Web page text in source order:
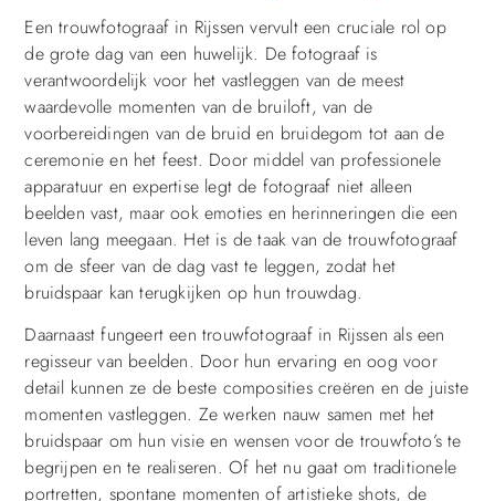
Een trouwfotograaf in Rijssen vervult een cruciale rol op
de grote dag van een huwelijk. De fotograaf is
verantwoordelijk voor het vastleggen van de meest
waardevolle momenten van de bruiloft, van de
voorbereidingen van de bruid en bruidegom tot aan de
ceremonie en het feest. Door middel van professionele
apparatuur en expertise legt de fotograaf niet alleen
beelden vast, maar ook emoties en herinneringen die een
leven lang meegaan. Het is de taak van de trouwfotograaf
om de sfeer van de dag vast te leggen, zodat het
bruidspaar kan terugkijken op hun trouwdag.
Daarnaast fungeert een trouwfotograaf in Rijssen als een
regisseur van beelden. Door hun ervaring en oog voor
detail kunnen ze de beste composities creëren en de juiste
momenten vastleggen. Ze werken nauw samen met het
bruidspaar om hun visie en wensen voor de trouwfoto’s te
begrijpen en te realiseren. Of het nu gaat om traditionele
portretten, spontane momenten of artistieke shots, de